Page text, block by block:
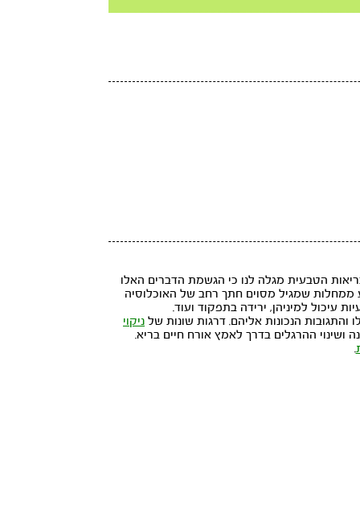
הטבעית מגלה לנו כי הגשמת הדברים האלו
ממחלות שמגיל מסוים חתך רחב של האוכלוסיה
עיכול למיניהן, ירידה בתפקוד ועוד.
והתגובות הנכונות אליהם. דרגות שונות של ניקוי
ההרגלים בדרך לאמץ אורח חיים בריא.
.